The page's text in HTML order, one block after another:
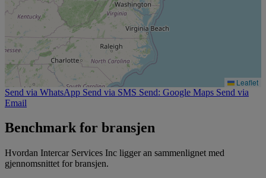
Leaflet
Send via WhatsApp Send via SMS Send: Google Maps Send via
Email
Benchmark for bransjen
Hvordan Intercar Services Inc ligger an sammenlignet med
gjennomsnittet for bransjen.